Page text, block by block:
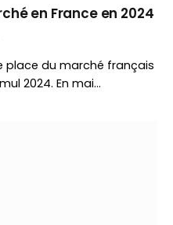
en France en 2024
place du marché français
2024. En mai…